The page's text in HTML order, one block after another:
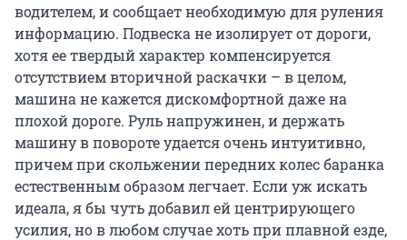
водителем, и сообщает необходимую для руления
информацию. Подвеска не изолирует от дороги,
хотя ее твердый характер компенсируется
отсутствием вторичной раскачки – в целом,
машина не кажется дискомфортной даже на
плохой дороге. Руль напружинен, и держать
машину в повороте удается очень интуитивно,
причем при скольжении передних колес баранка
естественным образом легчает. Если уж искать
идеала, я бы чуть добавил ей центрирующего
усилия, но в любом случае хоть при плавной езде,